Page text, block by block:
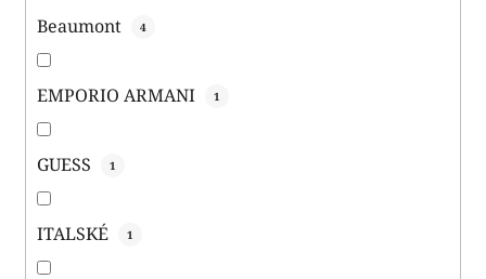
Beaumont 4
EMPORIO ARMANI 1
GUESS 1
ITALSKÉ 1